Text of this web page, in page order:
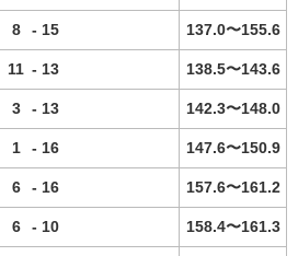
8 - 15 137.0〜155.6
11 - 13 138.5〜143.6
3 - 13 142.3〜148.0
1 - 16 147.6〜150.9
6 - 16 157.6〜161.2
6 - 10 158.4〜161.3